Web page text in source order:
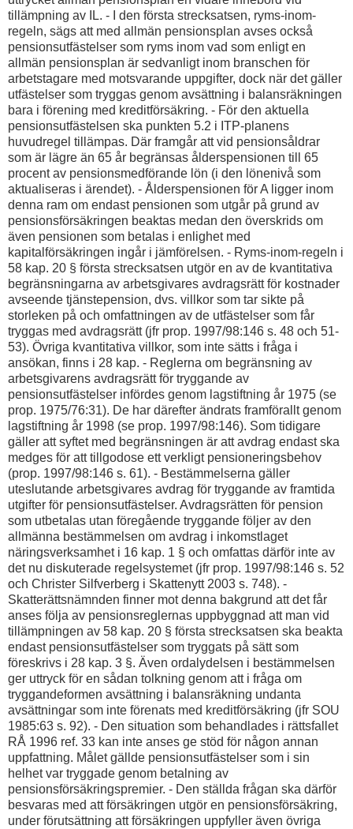
tillämpning av IL. - I den första strecksatsen, ryms-inom-
regeln, sägs att med allmän pensionsplan avses också
pensionsutfästelser som ryms inom vad som enligt en
allmän pensionsplan är sedvanligt inom branschen för
arbetstagare med motsvarande uppgifter, dock när det gäller
utfästelser som tryggas genom avsättning i balansräkningen
bara i förening med kreditförsäkring. - För den aktuella
pensionsutfästelsen ska punkten 5.2 i ITP-planens
huvudregel tillämpas. Där framgår att vid pensionsåldrar
som är lägre än 65 år begränsas ålderspensionen till 65
procent av pensionsmedförande lön (i den lönenivå som
aktualiseras i ärendet). - Ålderspensionen för A ligger inom
denna ram om endast pensionen som utgår på grund av
pensionsförsäkringen beaktas medan den överskrids om
även pensionen som betalas i enlighet med
kapitalförsäkringen ingår i jämförelsen. - Ryms-inom-regeln i
58 kap. 20 § första strecksatsen utgör en av de kvantitativa
begränsningarna av arbetsgivares avdragsrätt för kostnader
avseende tjänstepension, dvs. villkor som tar sikte på
storleken på och omfattningen av de utfästelser som får
tryggas med avdragsrätt (jfr prop. 1997/98:146 s. 48 och 51-
53). Övriga kvantitativa villkor, som inte sätts i fråga i
ansökan, finns i 28 kap. - Reglerna om begränsning av
arbetsgivarens avdragsrätt för tryggande av
pensionsutfästelser infördes genom lagstiftning år 1975 (se
prop. 1975/76:31). De har därefter ändrats framförallt genom
lagstiftning år 1998 (se prop. 1997/98:146). Som tidigare
gäller att syftet med begränsningen är att avdrag endast ska
medges för att tillgodose ett verkligt pensioneringsbehov
(prop. 1997/98:146 s. 61). - Bestämmelserna gäller
uteslutande arbetsgivares avdrag för tryggande av framtida
utgifter för pensionsutfästelser. Avdragsrätten för pension
som utbetalas utan föregående tryggande följer av den
allmänna bestämmelsen om avdrag i inkomstlaget
näringsverksamhet i 16 kap. 1 § och omfattas därför inte av
det nu diskuterade regelsystemet (jfr prop. 1997/98:146 s. 52
och Christer Silfverberg i Skattenytt 2003 s. 748). -
Skatterättsnämnden finner mot denna bakgrund att det får
anses följa av pensionsreglernas uppbyggnad att man vid
tillämpningen av 58 kap. 20 § första strecksatsen ska beakta
endast pensionsutfästelser som tryggats på sätt som
föreskrivs i 28 kap. 3 §. Även ordalydelsen i bestämmelsen
ger uttryck för en sådan tolkning genom att i fråga om
tryggandeformen avsättning i balansräkning undanta
avsättningar som inte förenats med kreditförsäkring (jfr SOU
1985:63 s. 92). - Den situation som behandlades i rättsfallet
RÅ 1996 ref. 33 kan inte anses ge stöd för någon annan
uppfattning. Målet gällde pensionsutfästelser som i sin
helhet var tryggade genom betalning av
pensionsförsäkringspremier. - Den ställda frågan ska därför
besvaras med att försäkringen utgör en pensionsförsäkring,
under förutsättning att försäkringen uppfyller även övriga